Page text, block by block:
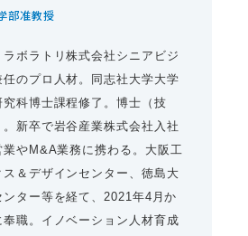
部准教授
ボラトリ株式会社シニアビジ
のプロ人材。同志社大学大学
科博士課程修了。博士（技
新卒で岩谷産業株式会社入社
やM&A業務に携わる。大阪工
＆デザインセンター、徳島大
ター等を経て、2021年4月か
奉職。イノベーション人材育成